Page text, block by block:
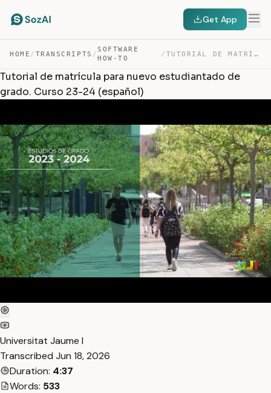
Get App
HOME / TRANSCRIPTS /
SOFTWARE
HOW-TO
/ TUTORIAL DE MATRÍCULA PARA NUEVO ESTUDIANTADO DE GRADO.… — TRANSCRIPT
Tutorial de matrícula para nuevo estudiantado de
grado. Curso 23-24 (español)
Universitat Jaume I
Transcribed Jun 18, 2026
Duration: 4:37
Words: 533